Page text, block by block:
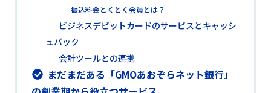
振込料金とくとく会員とは？
ビジネスデビットカードのサービスとキャッシ
ュバック
会計ツールとの連携
まだまだある「GMOあおぞらネット銀行」